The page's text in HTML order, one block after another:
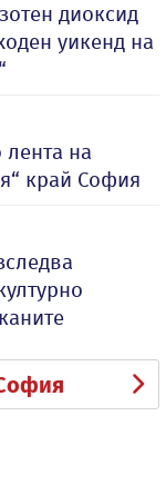
диоксид
уикенд на
лента на
край София